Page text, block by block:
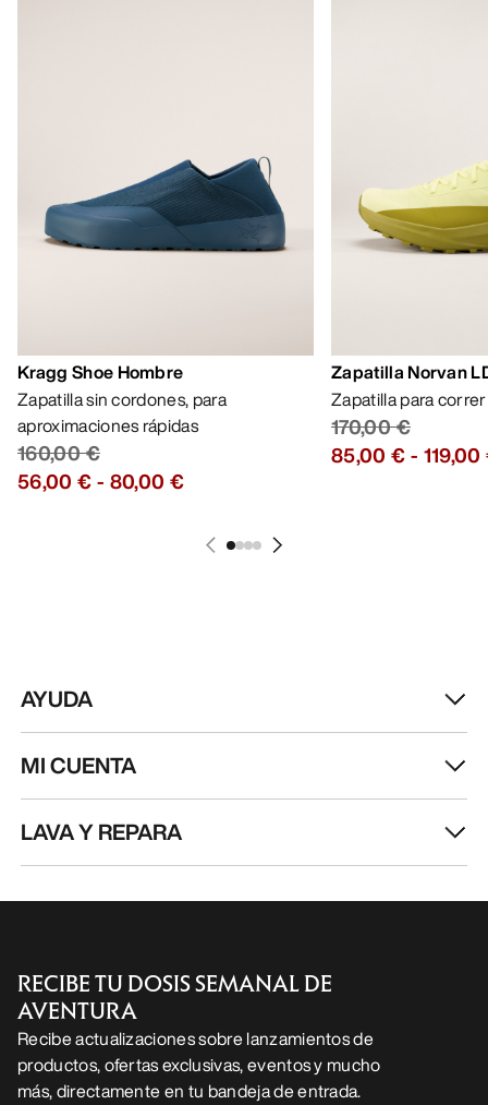
Kragg Shoe Hombre
Zapatilla sin cordones, para
aproximaciones rápidas
160,00 €
56,00 €- 80,00 €
Zapatilla Norvan
Zapatilla para
170,00 €
85,00 €-
AYUDA
MI CUENTA
LAVA Y REPARA
RECIBE TU DOSIS SEMANAL DE
AVENTURA
Recibe actualizaciones sobre lanzamientos de
productos, ofertas exclusivas, eventos y mucho
más, directamente en tu bandeja de entrada.